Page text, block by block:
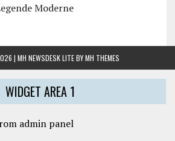
Moderne
| MH NEWSDESK LITE BYMH THEMES
WIDGET AREA 1
admin panel